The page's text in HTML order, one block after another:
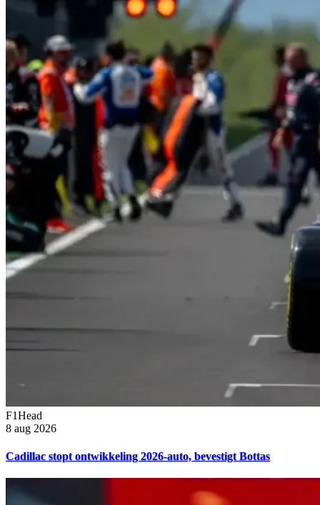
F1Head
8 aug 2026
Cadillac stopt ontwikkeling 2026-auto, bevestigt Bottas